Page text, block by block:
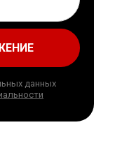
данных